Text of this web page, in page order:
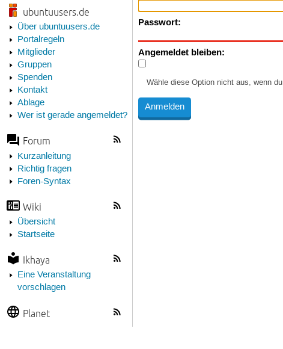
ubuntuusers.de
Über ubuntuusers.de
Portalregeln
Mitglieder
Gruppen
Spenden
Kontakt
Ablage
Wer ist gerade angemeldet?
Forum
Kurzanleitung
Richtig fragen
Foren-Syntax
Wiki
Übersicht
Startseite
Ikhaya
Eine Veranstaltung
vorschlagen
Planet
Passwort:
Angemeldet bleiben:
Wähle diese Option nicht aus, wenn